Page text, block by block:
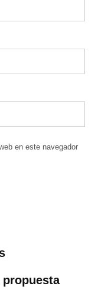
en este navegador
propuesta